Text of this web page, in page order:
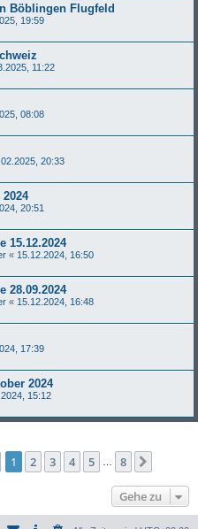
Böblingen Flugfeld
19:59
11:22
08:08
20:33
20:51
15.12.2024
« 15.12.2024, 16:50
28.09.2024
« 15.12.2024, 16:48
17:39
2024
15:12
Seite 1von
1 2 3 4 5 8
Gehe zu